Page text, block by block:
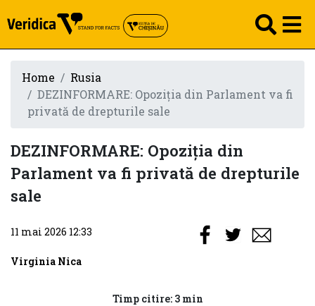
Home
Rusia
DEZINFORMARE: Opoziția din Parlament va fi
privată de drepturile sale
DEZINFORMARE: Opoziția din
Parlament va fi privată de drepturile
sale
11 mai 2026 12:33
Virginia Nica
Timp citire: 3 min